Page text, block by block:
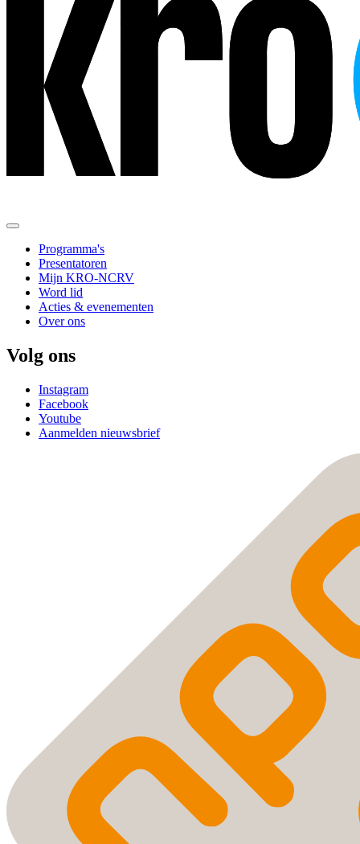
Programma's
Presentatoren
Mijn KRO-NCRV
Word lid
Acties & evenementen
Over ons
Volg ons
Instagram
Facebook
Youtube
Aanmelden nieuwsbrief